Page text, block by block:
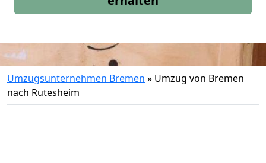
Umzugsunternehmen Bremen » Umzug von Bremen
nach Rutesheim